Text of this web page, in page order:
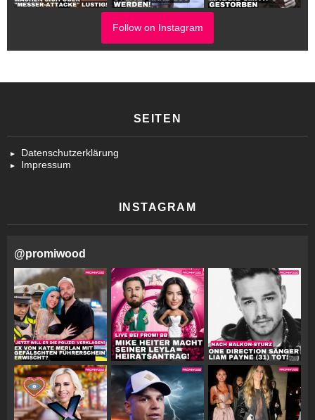
Follow on Instagram
SEITEN
Datenschutzerklärung
Impressum
INSTAGRAM
@promiwood